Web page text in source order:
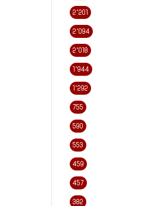
2٬201
2٬094
2٬018
1٬944
1٬292
755
590
553
459
457
382